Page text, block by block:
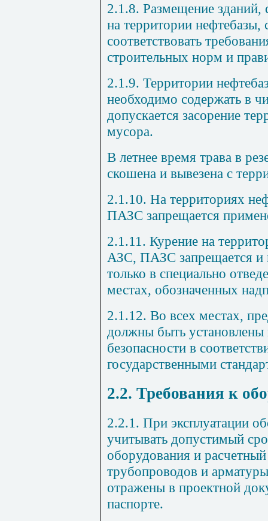
2.1.8. Размещение
на территории
соответствовать
строительных норм и
2.1.9. Территории
необходимо содержать в
допускается засорение
мусора.
В летнее время трава в
скошена и вывезена с
2.1.10. На территориях
ПАЗС запрещается
2.1.11. Курение на
АЗС, ПАЗС запрещается и
только в специально
местах, обозначенных
2.1.12. Во всех местах,
должны быть
безопасности в
государственными
2.2. Требования к
2.2.1. При эксплуатации
учитывать допустимый
оборудования и
трубопроводов и
отражены в проектной
паспорте.